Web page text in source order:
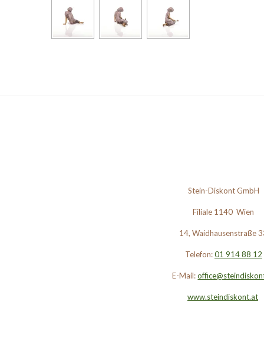
Stein-Diskont GmbH
Filiale 1140 Wien
14, Waidhausenstraße
Telefon:01 914 88 12
E-Mail:
www.steindiskont.at